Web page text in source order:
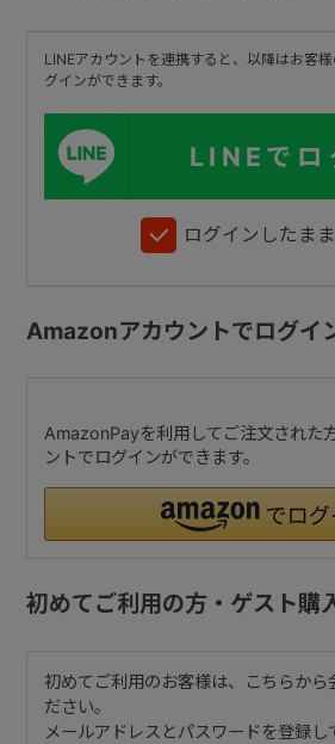
LINEアカウントを連携すると、以降はお客
グインができます。
LINEでロ
ログインしたま
Amazonアカウントでログイ
AmazonPayを利用してご注文された
ントでログインができます。
初めてご利用の方・ゲスト購
初めてご利用のお客様は、こちらから
ださい。
メールアドレスとパスワードを登録し